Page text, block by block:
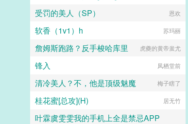
受罚的美人（SP） 恩欢
软香（1v1）h 苏玛丽
詹姆斯跑路？反手梭哈库里 虎夔的黄帝蚩尤
锋入 凤栖堂前
清冷美人？不，他是顶级魅魔 梅子瞎了
桂花蜜[总攻](H) 居无竹
叶霖虞雯雯我的手机上全是禁忌APP